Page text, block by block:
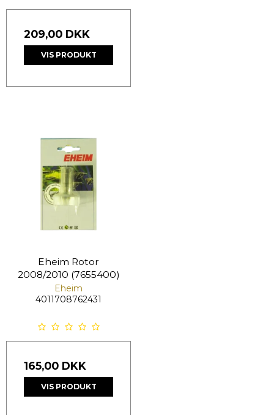
209,00 DKK
VIS PRODUKT
Eheim Rotor
2008/2010 (7655400)
Eheim
4011708762431
165,00 DKK
VIS PRODUKT